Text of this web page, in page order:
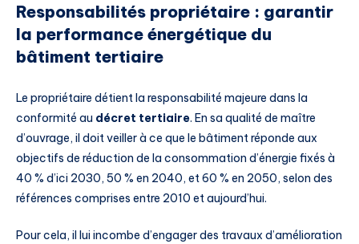
Responsabilités propriétaire : garantir
la performance énergétique du
bâtiment tertiaire
Le propriétaire détient la responsabilité majeure dans la
conformité au décret tertiaire. En sa qualité de maître
d’ouvrage, il doit veiller à ce que le bâtiment réponde aux
objectifs de réduction de la consommation d’énergie fixés à
40 % d’ici 2030, 50 % en 2040, et 60 % en 2050, selon des
références comprises entre 2010 et aujourd’hui.
Pour cela, il lui incombe d’engager des travaux d’amélioration